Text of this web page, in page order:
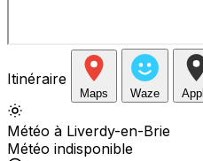
Itinéraire
Maps Waze
Météo à Liverdy-en-Brie
Météo indisponible